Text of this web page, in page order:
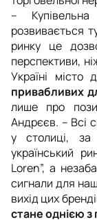
– Купівельна
розвивається
ринку це
перспективи,
Україні місто
привабливих
лише про
Андрєєв. – Всі
у столиці, за
український
Loren”, а
сигнали для
вихід цих
стане однією